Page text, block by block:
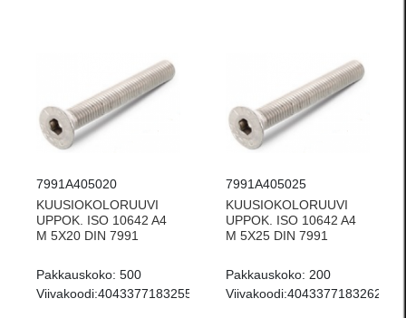
7991A405020
KUUSIOKOLORUUVI
UPPOK. ISO 10642 A4
M 5X20 DIN 7991
Pakkauskoko: 500
Viivakoodi:4043377183255
7991A405025
KUUSIOKOLORUUVI
UPPOK. ISO 10642 A4
M 5X25 DIN 7991
Pakkauskoko: 200
Viivakoodi:4043377183262